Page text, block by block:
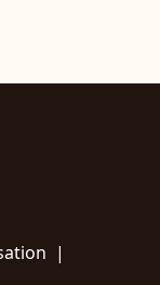
|